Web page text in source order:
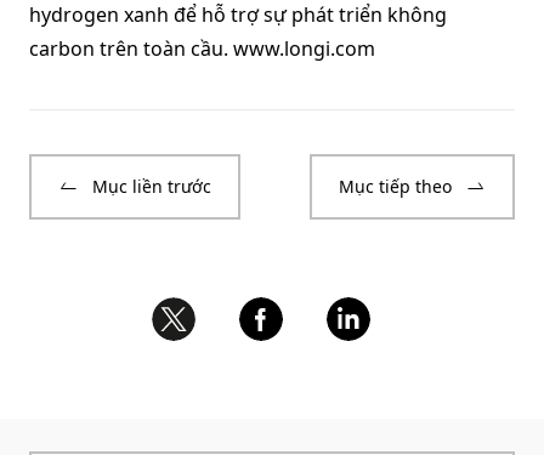
hydrogen xanh để hỗ trợ sự phát triển không
carbon trên toàn cầu. www.longi.com
Mục liền trước Mục tiếp theo